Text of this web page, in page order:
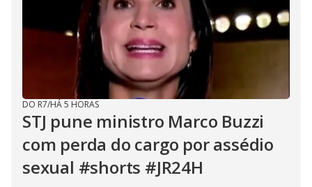
DO R7/HÁ 5 HORAS
STJ pune ministro Marco Buzzi
com perda do cargo por assédio
sexual #shorts #JR24H